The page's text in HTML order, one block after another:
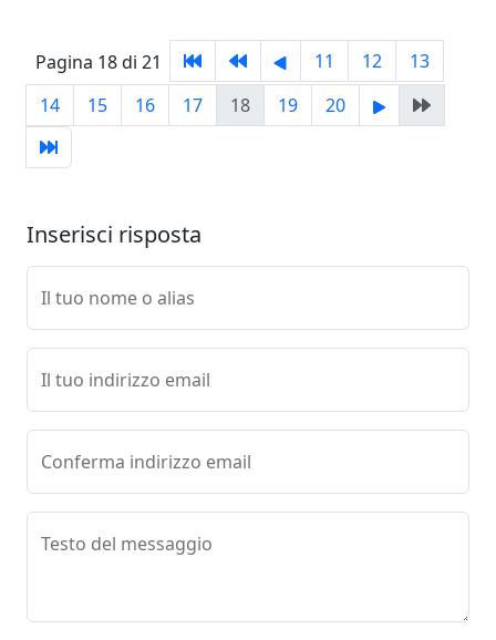
Pagina 18 di 21 11 12
13
14
15 16 17 18 19 20
Inserisci risposta
Il tuo nome o alias
Il tuo indirizzo email
Conferma indirizzo email
Testo del messaggio